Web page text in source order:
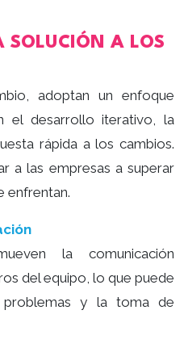
SOLUCIÓN A LOS
adoptan un enfoque
el desarrollo iterativo, la
rápida a los cambios.
a las empresas a superar
enfrentan.
la comunicación
del equipo, lo que puede
y la toma de